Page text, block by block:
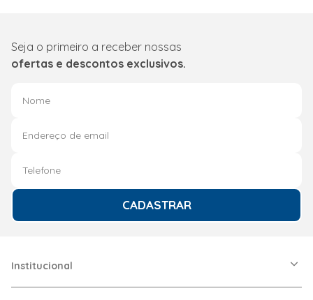
Seja o primeiro a receber nossas
ofertas e descontos exclusivos.
CADASTRAR
Institucional